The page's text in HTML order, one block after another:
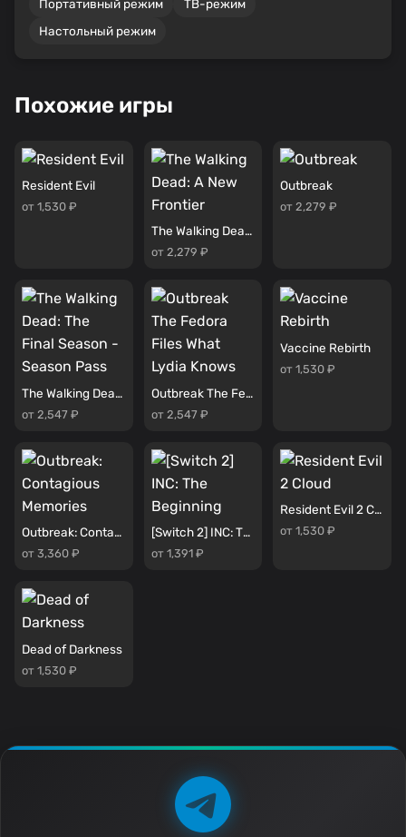
Портативный режим
ТВ-режим
Настольный режим
Похожие игры
Resident Evil
от 1,530 ₽
The Walking Dead: A New Frontier
от 2,279 ₽
Outbreak
от 2,279 ₽
The Walking Dead: The Final Season - Season Pass
от 2,547 ₽
Outbreak The Fedora Files What Lydia Knows
от 2,547 ₽
Vaccine Rebirth
от 1,530 ₽
Outbreak: Contagious Memories
от 3,360 ₽
[Switch 2] INC: The Beginning
от 1,391 ₽
Resident Evil 2 Cloud
от 1,530 ₽
Dead of Darkness
от 1,530 ₽